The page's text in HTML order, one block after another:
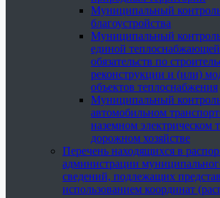
Муниципальный
благоустройства
Муниципальный
единой
обязательств по
реконструкции и (или)
объектов теплоснабжения
Муниципальный
автомобильном
наземном электрическом
дорожном хозяйстве
Перечень находящихся в
администрации
сведений, подлежащих
использованием координат